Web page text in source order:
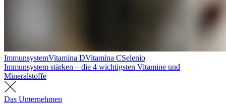
ImmunsystemVitamina DVitamina CSelenio
Immunsystem stärken – die 4 wichtigsten Vitamine und
Mineralstoffe
Das Unternehmen